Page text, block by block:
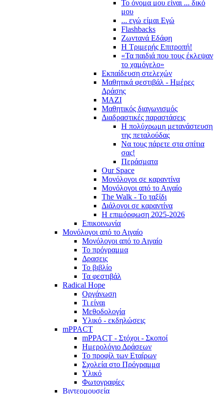
Το όνομα μου είναι ... δικό
μου
... εγώ είμαι Εγώ
Flashbacks
Ζωντανά Εδάφη
Η Τριμερής Επιτροπή!
«Τα παιδιά που τους έκλεψαν
το χαμόγελο»
Εκπαίδευση στελεχών
Μαθητικά φεστιβάλ - Ημέρες
Δράσης
ΜΑΖΙ
Μαθητικός διαγωνισμός
Διαδραστικές παραστάσεις
Η πολύχρωμη μετανάστευση
της πεταλούδας
Να τους πάρετε στα σπίτια
σας!
Περάσματα
Our Space
Μονόλογοι σε καραντίνα
Μονόλογοι από το Αιγαίο
The Walk - Το ταξίδι
Διάλογοι σε καραντίνα
Η επιμόρφωση 2025-2026
Επικοινωνία
Μονόλογοι από το Αιγαίο
Μονόλογοι από το Αιγαίο
Το πρόγραμμα
Δρασεις
Το βιβλίο
Τα φεστιβάλ
Radical Hope
Οργάνωση
Τι είναι
Μεθοδολογία
Υλικό - εκδηλώσεις
mPPACT
mPPACT - Στόχοι - Σκοποί
Ημερολόγιο Δράσεων
Το προφίλ των Εταίρων
Σχολεία στο Πρόγραμμα
Υλικό
Φωτογραφίες
Βιντεομουσεία